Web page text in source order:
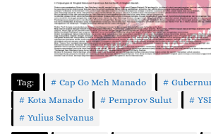
Tag: Cap Go Meh Manado
Kota Manado
Pemprov Sulut
Yulius Selvanus